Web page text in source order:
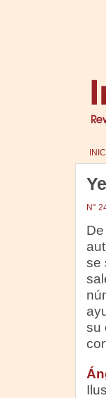
N°
De
se
su